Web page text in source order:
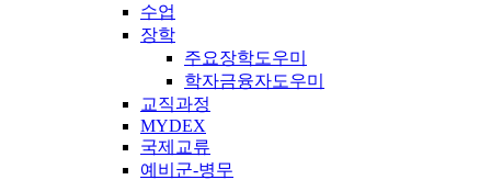
수업
장학
주요장학도우미
학자금융자도우미
교직과정
MYDEX
국제교류
예비군-병무